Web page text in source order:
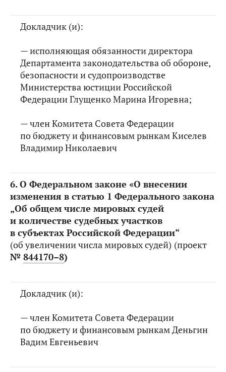
Докладчик (и):
— исполняющая обязанности директора
Департамента законодательства об обороне,
безопасности и судопроизводстве
Министерства юстиции Российской
Федерации Глущенко Марина Игоревна;
— член Комитета Совета Федерации
по бюджету и финансовым рынкам Киселев
Владимир Николаевич
6.О Федеральном законе «О внесении
изменения в статью 1 Федерального закона
„Об общем числе мировых судей
и количестве судебных участков
в субъектах Российской Федерации“
(об увеличении числа мировых судей) (проект
№ 844170–8)
Докладчик (и):
— член Комитета Совета Федерации
по бюджету и финансовым рынкам Деньгин
Вадим Евгеньевич